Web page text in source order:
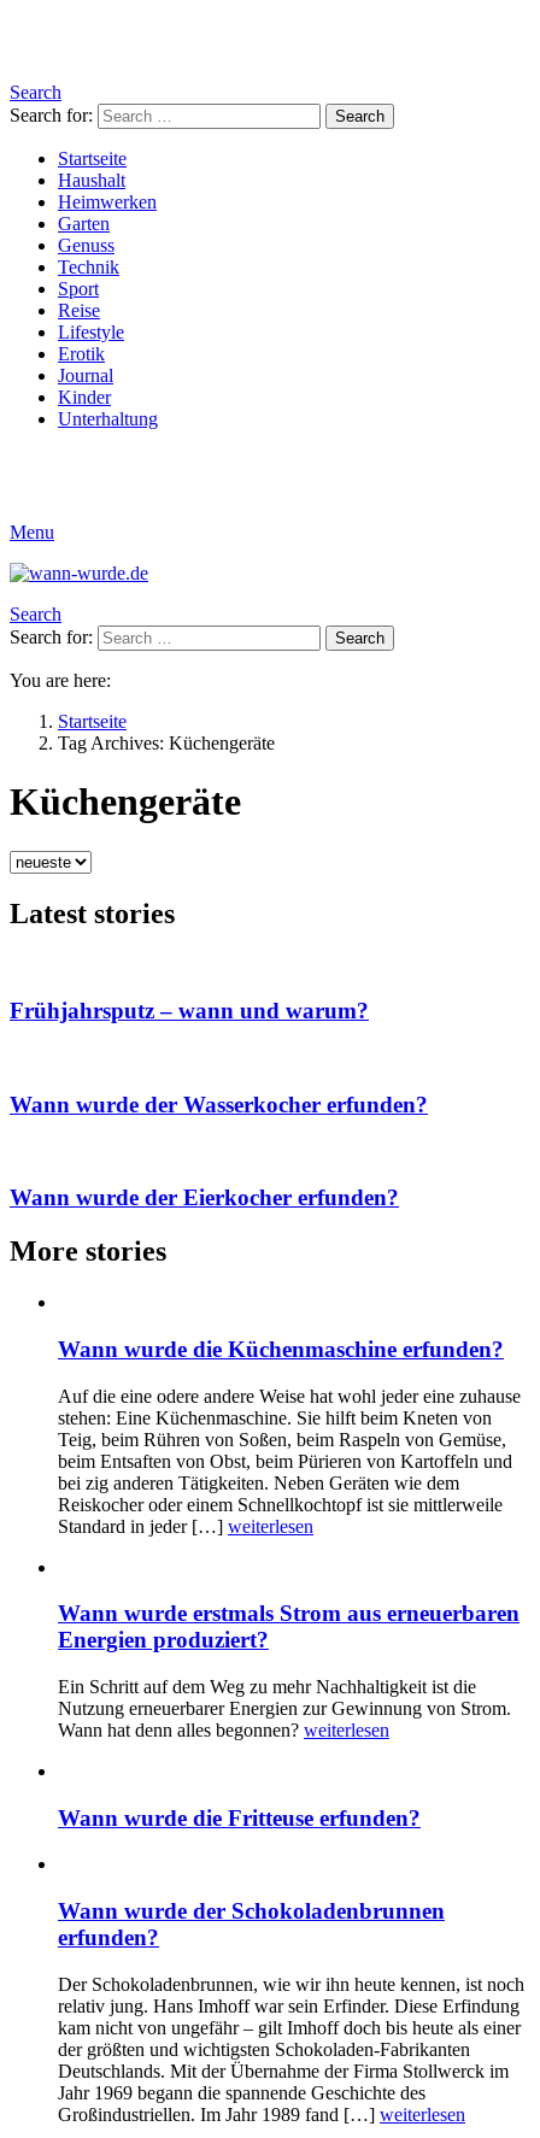
Search
Search for:
Search
Startseite
Haushalt
Heimwerken
Garten
Genuss
Technik
Sport
Reise
Lifestyle
Erotik
Journal
Kinder
Unterhaltung
Menu
Search
Search for:
Search
You are here:
Startseite
Tag Archives: Küchengeräte
Küchengeräte
Latest stories
Frühjahrsputz – wann und warum?
Wann wurde der Wasserkocher erfunden?
Wann wurde der Eierkocher erfunden?
More stories
Wann wurde die Küchenmaschine erfunden?
Auf die eine odere andere Weise hat wohl jeder eine zuhause
stehen: Eine Küchenmaschine. Sie hilft beim Kneten von
Teig, beim Rühren von Soßen, beim Raspeln von Gemüse,
beim Entsaften von Obst, beim Pürieren von Kartoffeln und
bei zig anderen Tätigkeiten. Neben Geräten wie dem
Reiskocher oder einem Schnellkochtopf ist sie mittlerweile
Standard in jeder […] weiterlesen
Wann wurde erstmals Strom aus erneuerbaren
Energien produziert?
Ein Schritt auf dem Weg zu mehr Nachhaltigkeit ist die
Nutzung erneuerbarer Energien zur Gewinnung von Strom.
Wann hat denn alles begonnen? weiterlesen
Wann wurde die Fritteuse erfunden?
Wann wurde der Schokoladenbrunnen
erfunden?
Der Schokoladenbrunnen, wie wir ihn heute kennen, ist noch
relativ jung. Hans Imhoff war sein Erfinder. Diese Erfindung
kam nicht von ungefähr – gilt Imhoff doch bis heute als einer
der größten und wichtigsten Schokoladen-Fabrikanten
Deutschlands. Mit der Übernahme der Firma Stollwerck im
Jahr 1969 begann die spannende Geschichte des
Großindustriellen. Im Jahr 1989 fand […] weiterlesen